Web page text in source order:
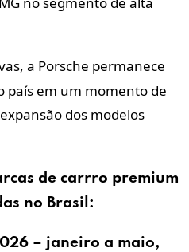
a Porsche permanece
país em um momento de
dos modelos
de carrro premium
no Brasil :
– janeiro a maio,